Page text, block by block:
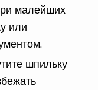
малейших
или
шпильку